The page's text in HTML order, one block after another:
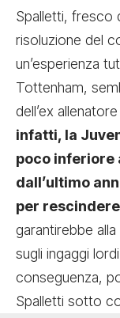
Spalletti, fresco
risoluzione del
un’esperienza
Tottenham,
dell’ex
infatti, la
poco inferiore
dall’ultimo
per
garantirebbe
sugli ingaggi
conseguenza,
Spalletti sotto